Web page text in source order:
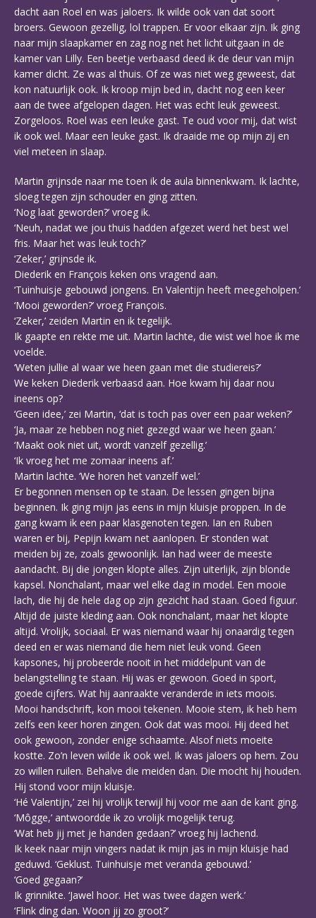
dacht aan Roel en was jaloers. Ik wilde ook van dat soort
broers. Gewoon gezellig, lol trappen. Er voor elkaar zijn. Ik ging
naar mijn slaapkamer en zag nog net het licht uitgaan in de
kamer van Lilly. Een beetje verbaasd deed ik de deur van mijn
kamer dicht. Ze was al thuis. Of ze was niet weg geweest, dat
kon natuurlijk ook. Ik kroop mijn bed in, dacht nog een keer
aan de twee afgelopen dagen. Het was echt leuk geweest.
Zorgeloos. Roel was een leuke gast. Te oud voor mij, dat wist
ik ook wel. Maar een leuke gast. Ik draaide me op mijn zij en
viel meteen in slaap.
Martin grijnsde naar me toen ik de aula binnenkwam. Ik lachte,
sloeg tegen zijn schouder en ging zitten.
‘Nog laat geworden?’ vroeg ik.
‘Neuh, nadat we jou thuis hadden afgezet werd het best wel
fris. Maar het was leuk toch?’
‘Zeker,’ grijnsde ik.
Diederik en François keken ons vragend aan.
‘Tuinhuisje gebouwd jongens. En Valentijn heeft meegeholpen.’
‘Mooi geworden?’ vroeg François.
‘Zeker,’ zeiden Martin en ik tegelijk.
Ik gaapte en rekte me uit. Martin lachte, die wist wel hoe ik me
voelde.
‘Weten jullie al waar we heen gaan met die studiereis?’
We keken Diederik verbaasd aan. Hoe kwam hij daar nou
ineens op?
‘Geen idee,’ zei Martin, ‘dat is toch pas over een paar weken?’
‘Ja, maar ze hebben nog niet gezegd waar we heen gaan.’
‘Maakt ook niet uit, wordt vanzelf gezellig.’
‘Ik vroeg het me zomaar ineens af.’
Martin lachte. ‘We horen het vanzelf wel.’
Er begonnen mensen op te staan. De lessen gingen bijna
beginnen. Ik ging mijn jas eens in mijn kluisje proppen. In de
gang kwam ik een paar klasgenoten tegen. Ian en Ruben
waren er bij, Pepijn kwam net aanlopen. Er stonden wat
meiden bij ze, zoals gewoonlijk. Ian had weer de meeste
aandacht. Bij die jongen klopte alles. Zijn uiterlijk, zijn blonde
kapsel. Nonchalant, maar wel elke dag in model. Een mooie
lach, die hij de hele dag op zijn gezicht had staan. Goed figuur.
Altijd de juiste kleding aan. Ook nonchalant, maar het klopte
altijd. Vrolijk, sociaal. Er was niemand waar hij onaardig tegen
deed en er was niemand die hem niet leuk vond. Geen
kapsones, hij probeerde nooit in het middelpunt van de
belangstelling te staan. Hij was er gewoon. Goed in sport,
goede cijfers. Wat hij aanraakte veranderde in iets moois.
Mooi handschrift, kon mooi tekenen. Mooie stem, ik heb hem
zelfs een keer horen zingen. Ook dat was mooi. Hij deed het
ook gewoon, zonder enige schaamte. Alsof niets moeite
kostte. Zo’n leven wilde ik ook wel. Ik was jaloers op hem. Zou
zo willen ruilen. Behalve die meiden dan. Die mocht hij houden.
Hij stond voor mijn kluisje.
‘Hé Valentijn,’ zei hij vrolijk terwijl hij voor me aan de kant ging.
‘Môgge,’ antwoordde ik zo vrolijk mogelijk terug.
‘Wat heb jij met je handen gedaan?’ vroeg hij lachend.
Ik keek naar mijn vingers nadat ik mijn jas in mijn kluisje had
geduwd. ‘Geklust. Tuinhuisje met veranda gebouwd.’
‘Goed gegaan?’
Ik grinnikte. ‘Jawel hoor. Het was twee dagen werk.’
‘Flink ding dan. Woon jij zo groot?’